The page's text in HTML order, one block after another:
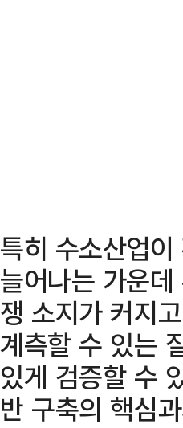
특히 수소산업
늘어나는 가운
쟁 소지가 커지
계측할 수 있는
있게 검증할 수
반 구축의 핵심